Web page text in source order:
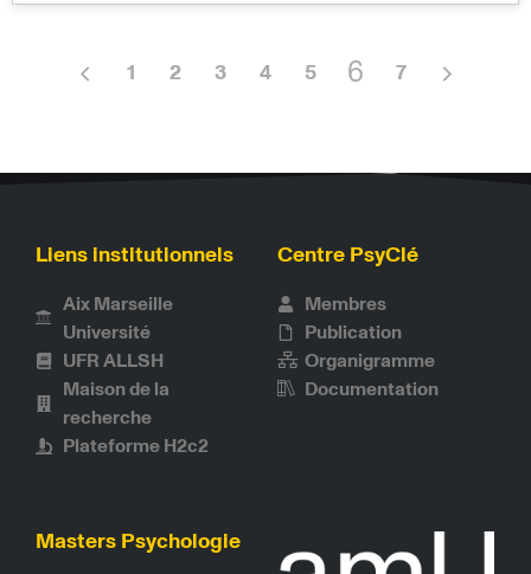
1 2 3 4 5 6 7
Liens institutionnels
Aix Marseille
Université
UFR ALLSH
Maison de la
recherche
Plateforme H2c2
Centre PsyClé
Membres
Publication
Organigramme
Documentation
Masters Psychologie